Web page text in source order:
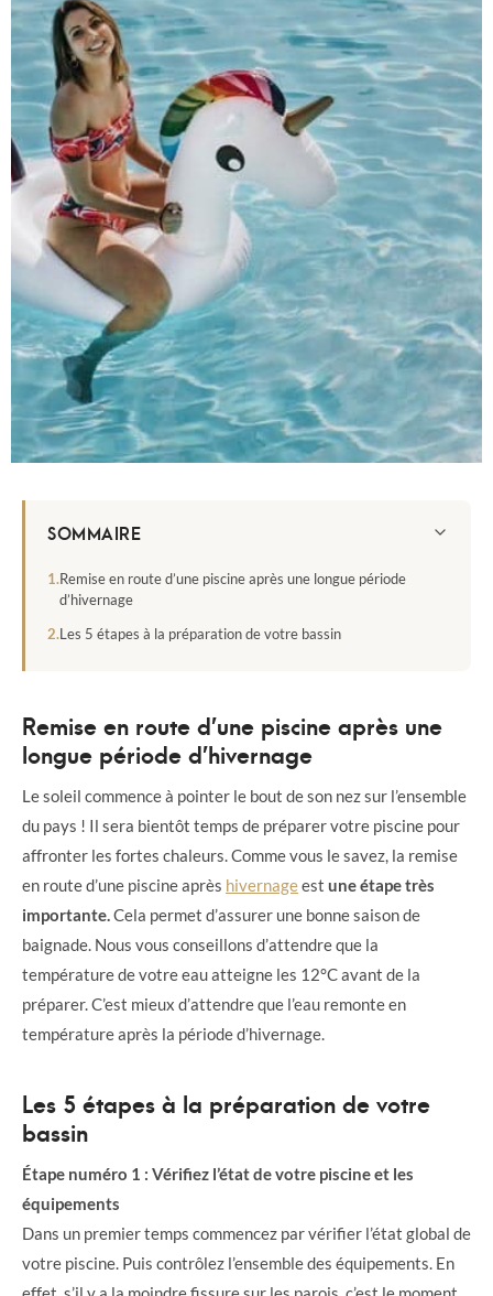
SOMMAIRE
Remise en route d’une piscine après une longue période
d’hivernage
Les 5 étapes à la préparation de votre bassin
Remise en route d’une piscine après une
longue période d’hivernage
Le soleil commence à pointer le bout de son nez sur l’ensemble
du pays ! Il sera bientôt temps de préparer votre piscine pour
affronter les fortes chaleurs. Comme vous le savez, la remise
en route d’une piscine après hivernageest une étape très
importante. Cela permet d’assurer une bonne saison de
baignade. Nous vous conseillons d’attendre que la
température de votre eau atteigne les 12°C avant de la
préparer. C’est mieux d’attendre que l’eau remonte en
température après la période d’hivernage.
Les 5 étapes à la préparation de votre
bassin
Étape numéro 1 : Vérifiez l’état de votre piscine et les
équipements
Dans un premier temps commencez par vérifier l’état global de
votre piscine. Puis contrôlez l’ensemble des équipements. En